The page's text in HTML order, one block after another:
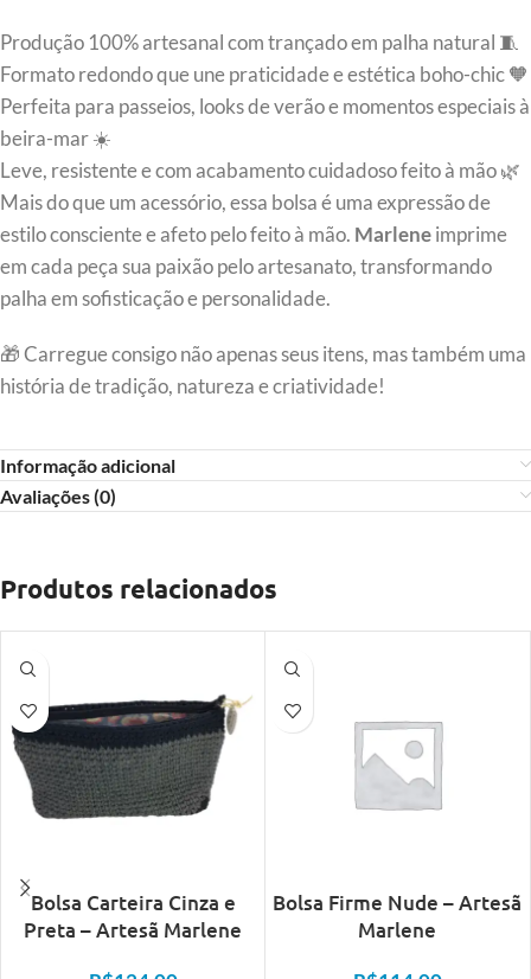
Produção 100% artesanal com trançado em palha natural 🧵
Formato redondo que une praticidade e estética boho-chic 🧡
Perfeita para passeios, looks de verão e momentos especiais à
beira-mar ☀️
Leve, resistente e com acabamento cuidadoso feito à mão 🌿
Mais do que um acessório, essa bolsa é uma expressão de
estilo consciente e afeto pelo feito à mão. Marleneimprime
em cada peça sua paixão pelo artesanato, transformando
palha em sofisticação e personalidade.
🎁 Carregue consigo não apenas seus itens, mas também uma
história de tradição, natureza e criatividade!
Informação adicional
Avaliações (0)
Produtos relacionados
Bolsa Carteira Cinza e
Preta – Artesã Marlene
Bolsa Firme Nude – Artesã
Marlene